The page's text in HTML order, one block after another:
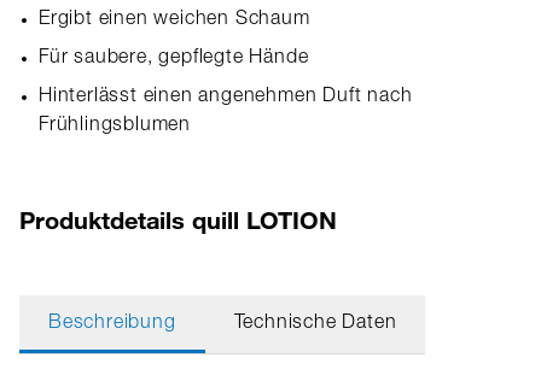
Ergibt einen weichen Schaum
Für saubere, gepflegte Hände
Hinterlässt einen angenehmen Duft nach
Frühlingsblumen
Produktdetails quill LOTION
Beschreibung Technische Daten